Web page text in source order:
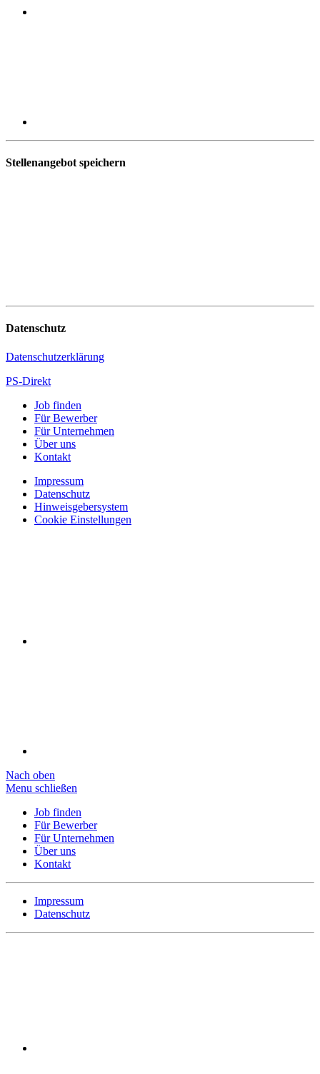
Stellenangebot speichern
Datenschutz
Datenschutzerklärung
PS-Direkt
Job finden
Für Bewerber
Für Unternehmen
Über uns
Kontakt
Impressum
Datenschutz
Hinweisgebersystem
Cookie Einstellungen
Nach oben
Menu schließen
Job finden
Für Bewerber
Für Unternehmen
Über uns
Kontakt
Impressum
Datenschutz